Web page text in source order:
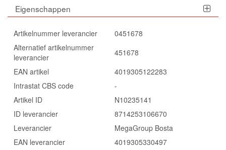
Eigenschappen
Artikelnummer leverancier
0451678
Alternatief artikelnummer
leverancier
451678
EAN artikel
4019305122283
Intrastat CBS code
-
Artikel ID
N10235141
ID leverancier
8714253106670
Leverancier
MegaGroup Bosta
EAN leverancier
4019305330497